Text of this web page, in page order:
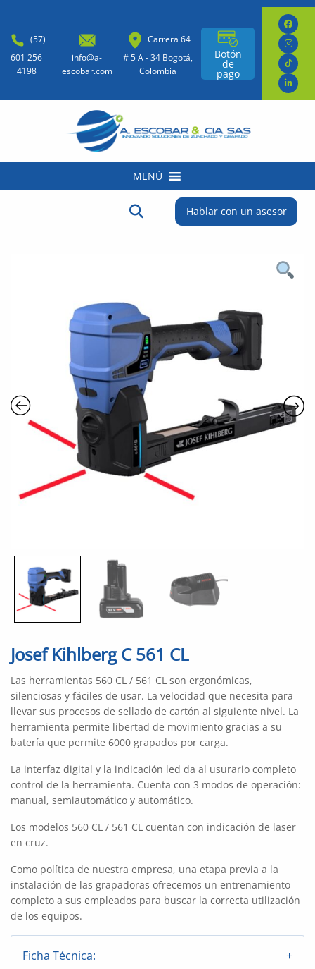
(57)
601 256
4198
info@a-
escobar.com
Carrera 64
# 5 A - 34 Bogotá,
Colombia
Botón
de
pago
MENÚ
Buscar:
Botón de búsqueda Hablar con un asesor
Josef Kihlberg C 561 CL
Las herramientas 560 CL / 561 CL son ergonómicas,
silenciosas y fáciles de usar. La velocidad que necesita para
llevar sus procesos de sellado de cartón al siguiente nivel. La
herramienta permite libertad de movimiento gracias a su
batería que permite 6000 grapados por carga.
La interfaz digital y la indicación led da al usurario completo
control de la herramienta. Cuenta con 3 modos de operación:
manual, semiautomático y automático.
Los modelos 560 CL / 561 CL cuentan con indicación de laser
en cruz.
Como política de nuestra empresa, una etapa previa a la
instalación de las grapadoras ofrecemos un entrenamiento
completo a sus empleados para buscar la correcta utilización
de los equipos.
Ficha Técnica: